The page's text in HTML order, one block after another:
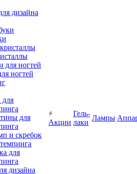
дизайна
ногтей
для
для
и скребок
для
Акции
Гель-
лаки
Лампы